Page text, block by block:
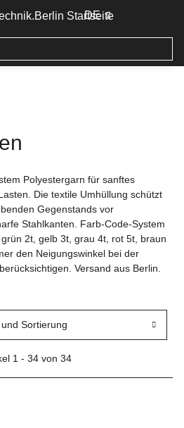
DE
Polyestergarn für sanftes
Die textile Umhüllung schützt
Gegenstands vor
Stahlkanten. Farb-Code-System
2t, gelb 3t, grau 4t, rot 5t, braun
den Neigungswinkel bei der
Versand aus Berlin.
Sortierung
1 - 34 von 34